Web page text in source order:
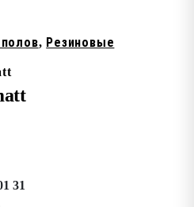
, Резиновые
31